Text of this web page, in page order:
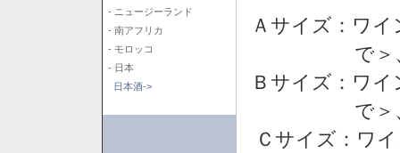
- ニュージーランド
- 南アフリカ
- モロッコ
- 日本
日本酒->
Ａサイズ：ワ
で
Ｂサイズ：ワ
で
Ｃサイズ：ワ